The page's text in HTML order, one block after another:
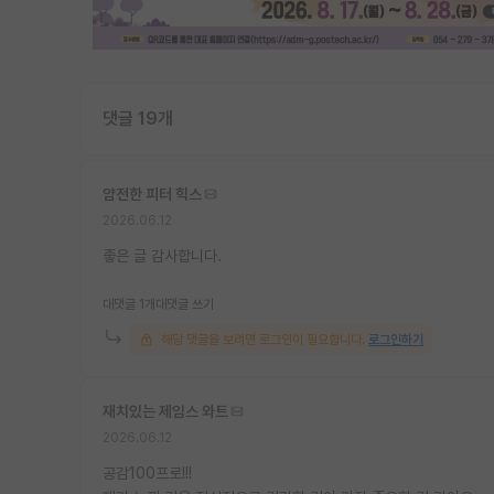
댓글 19개
얌전한 피터 힉스
좋은 글 감사합니다.
대댓글 1개 대댓글 쓰기
해당 댓글을 보려면 로그인이 필요합니다. 로그인하기
재치있는 제임스 와트
공감100프로!!!